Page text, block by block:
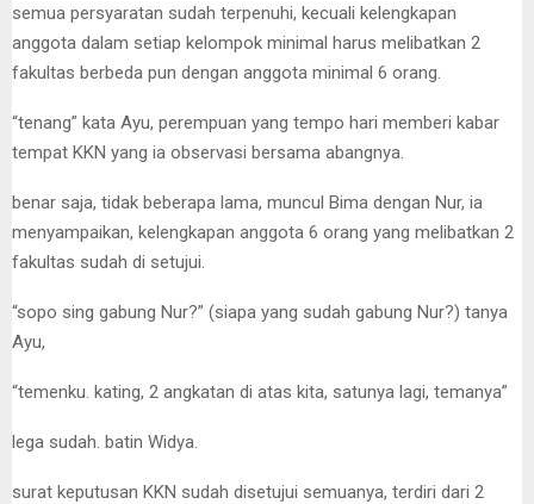
semua persyaratan sudah terpenuhi, kecuali kelengkapan
anggota dalam setiap kelompok minimal harus melibatkan 2
fakultas berbeda pun dengan anggota minimal 6 orang.
“tenang” kata Ayu, perempuan yang tempo hari memberi kabar
tempat KKN yang ia observasi bersama abangnya.
benar saja, tidak beberapa lama, muncul Bima dengan Nur, ia
menyampaikan, kelengkapan anggota 6 orang yang melibatkan 2
fakultas sudah di setujui.
“sopo sing gabung Nur?” (siapa yang sudah gabung Nur?) tanya
Ayu,
“temenku. kating, 2 angkatan di atas kita, satunya lagi, temanya”
lega sudah. batin Widya.
surat keputusan KKN sudah disetujui semuanya, terdiri dari 2